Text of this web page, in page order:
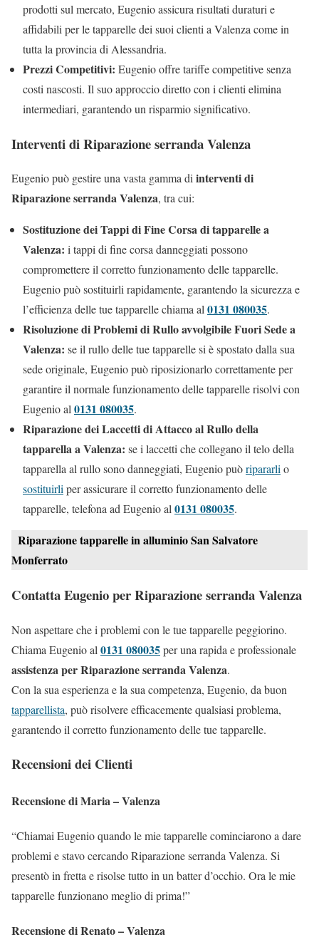
prodotti sul mercato, Eugenio assicura risultati duraturi e
affidabili per le tapparelle dei suoi clienti a Valenza come in
tutta la provincia di Alessandria.
Prezzi Competitivi: Eugenio offre tariffe competitive senza
costi nascosti. Il suo approccio diretto con i clienti elimina
intermediari, garantendo un risparmio significativo.
Interventi di Riparazione serranda Valenza
Eugenio può gestire una vasta gamma diinterventi di
Riparazione serranda Valenza, tra cui:
Sostituzione dei Tappi di Fine Corsa di tapparelle a
Valenza: i tappi di fine corsa danneggiati possono
compromettere il corretto funzionamento delle tapparelle.
Eugenio può sostituirli rapidamente, garantendo la sicurezza e
l’efficienza delle tue tapparelle chiama al0131 080035.
Risoluzione di Problemi di Rullo avvolgibile Fuori Sede a
Valenza: se il rullo delle tue tapparelle si è spostato dalla sua
sede originale, Eugenio può riposizionarlo correttamente per
garantire il normale funzionamento delle tapparelle risolvi con
Eugenio al0131 080035.
Riparazione dei Laccetti di Attacco al Rullo della
tapparella a Valenza: se i laccetti che collegano il telo della
tapparella al rullo sono danneggiati, Eugenio puòripararlio
sostituirliper assicurare il corretto funzionamento delle
tapparelle, telefona ad Eugenio al0131 080035.
Riparazione tapparelle in alluminio San Salvatore
Monferrato
Contatta Eugenio per Riparazione serranda Valenza
Non aspettare che i problemi con le tue tapparelle peggiorino.
Chiama Eugenio al 0131 080035per una rapida e professionale
assistenza per Riparazione serranda Valenza.
Con la sua esperienza e la sua competenza, Eugenio, da buon
tapparellista, può risolvere efficacemente qualsiasi problema,
garantendo il corretto funzionamento delle tue tapparelle.
Recensioni dei Clienti
Recensione di Maria – Valenza
“Chiamai Eugenio quando le mie tapparelle cominciarono a dare
problemi e stavo cercando Riparazione serranda Valenza. Si
presentò in fretta e risolse tutto in un batter d’occhio. Ora le mie
tapparelle funzionano meglio di prima!”
Recensione di Renato – Valenza